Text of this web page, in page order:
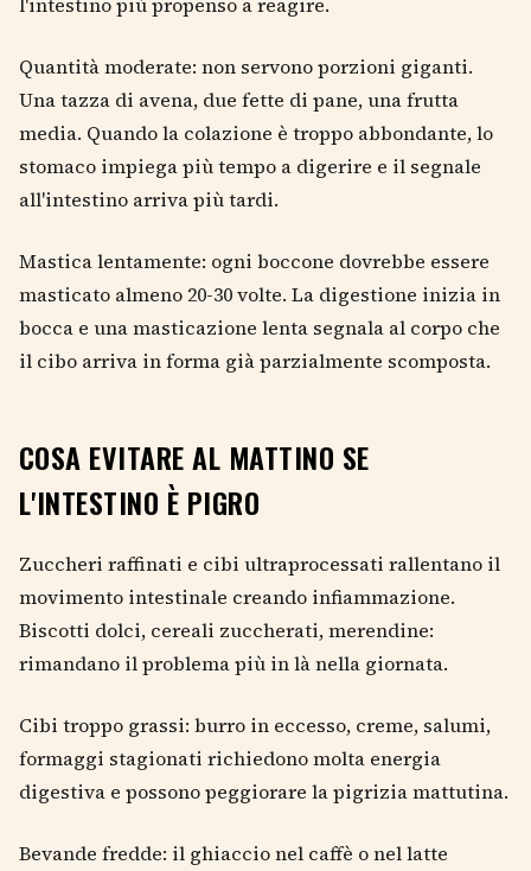
Quantità moderate: non servono porzioni giganti.
Una tazza di avena, due fette di pane, una frutta
media. Quando la colazione è troppo abbondante, lo
stomaco impiega più tempo a digerire e il segnale
all'intestino arriva più tardi.
Mastica lentamente: ogni boccone dovrebbe essere
masticato almeno 20-30 volte. La digestione inizia in
bocca e una masticazione lenta segnala al corpo che
il cibo arriva in forma già parzialmente scomposta.
COSA EVITARE AL MATTINO SE
L'INTESTINO È PIGRO
Zuccheri raffinati e cibi ultraprocessati rallentano il
movimento intestinale creando infiammazione.
Biscotti dolci, cereali zuccherati, merendine:
rimandano il problema più in là nella giornata.
Cibi troppo grassi: burro in eccesso, creme, salumi,
formaggi stagionati richiedono molta energia
digestiva e possono peggiorare la pigrizia mattutina.
Bevande fredde: il ghiaccio nel caffè o nel latte